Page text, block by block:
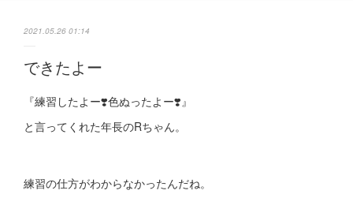
2021.05.26 01:14
できたよー
『練習したよー❣️色ぬったよー❣️』
と言ってくれた年長のRちゃん。
練習の仕方がわからなかったんだね。